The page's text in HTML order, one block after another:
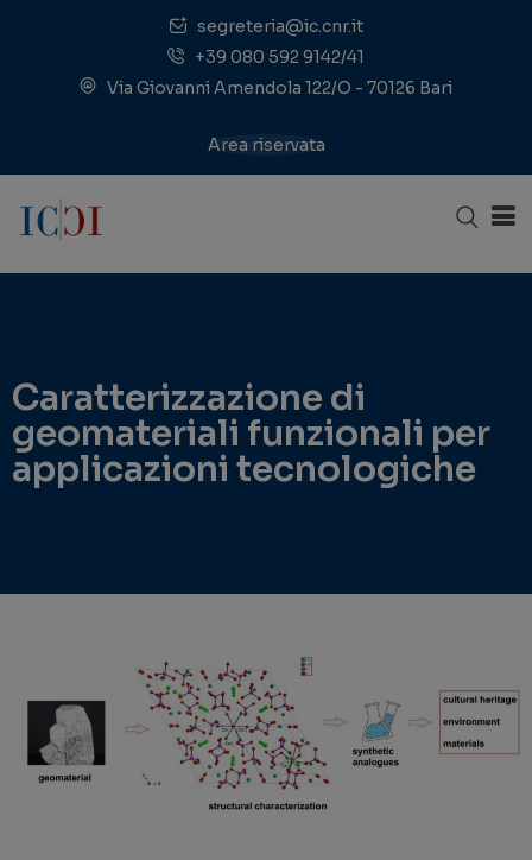
segreteria@ic.cnr.it
+39 080 592 9142/41
Via Giovanni Amendola 122/O - 70126 Bari
Area riservata
Caratterizzazione di
geomateriali funzionali per
applicazioni tecnologiche